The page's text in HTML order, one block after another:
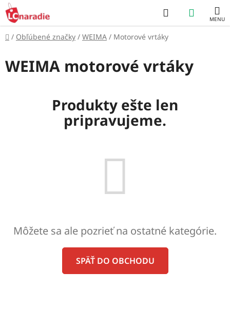
Prejsť
na
obsah
Hľadať
KOŠÍK
Domov
/ Obľúbené značky / WEIMA / Motorové vrtáky
WEIMA motorové vrtáky
Produkty ešte len
pripravujeme.
Môžete sa ale pozrieť na ostatné kategórie.
SPÄŤ DO OBCHODU